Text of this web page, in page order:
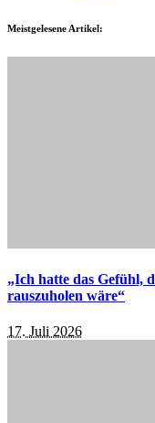
Meistgelesene Artikel:
„Ich hatte das Gefühl,
rauszuholen wäre“
17. Juli 2026